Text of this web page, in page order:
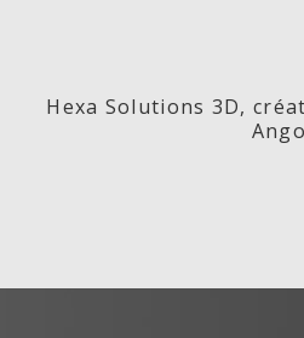
Hexa Solutions 3D,